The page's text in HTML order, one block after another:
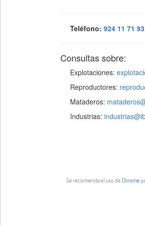
Teléfono:924 11 71 93
Consultas sobre:
Explotaciones:
Reproductores:
Mataderos:
Industrias:
Se recomienda el uso de Chrome